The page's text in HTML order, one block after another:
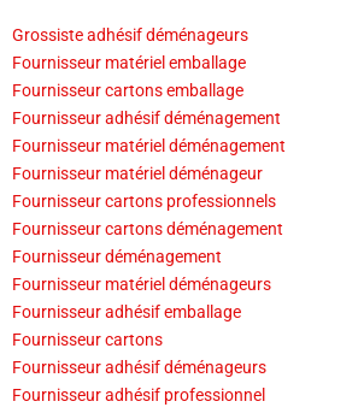
Grossiste adhésif déménageurs
Fournisseur matériel emballage
Fournisseur cartons emballage
Fournisseur adhésif déménagement
Fournisseur matériel déménagement
Fournisseur matériel déménageur
Fournisseur cartons professionnels
Fournisseur cartons déménagement
Fournisseur déménagement
Fournisseur matériel déménageurs
Fournisseur adhésif emballage
Fournisseur cartons
Fournisseur adhésif déménageurs
Fournisseur adhésif professionnel